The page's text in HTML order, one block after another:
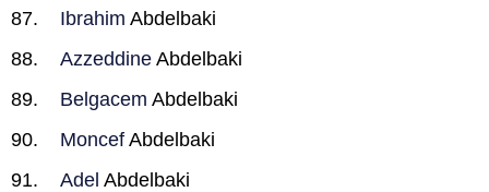
Ibrahim Abdelbaki
Azzeddine Abdelbaki
Belgacem Abdelbaki
Moncef Abdelbaki
Adel Abdelbaki